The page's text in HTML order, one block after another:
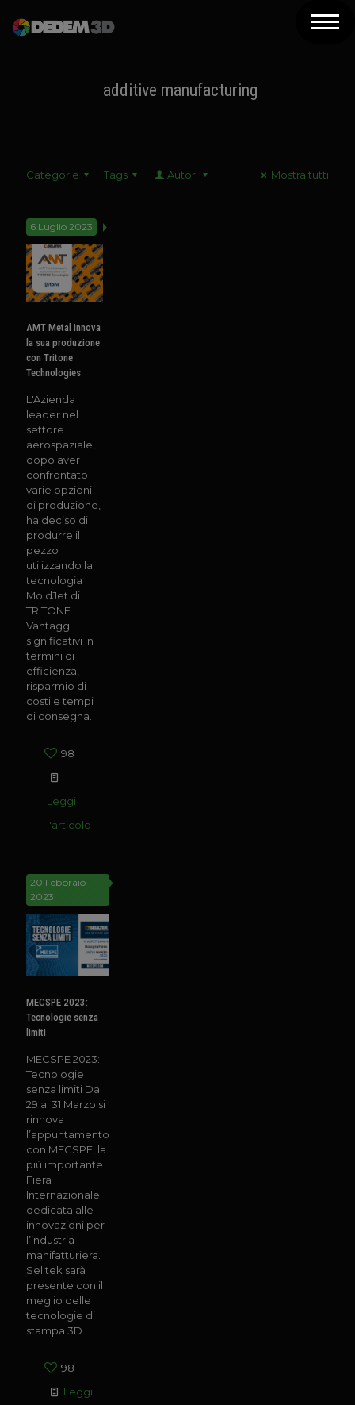
Assistenza
Contatti
Newsletter
additive manufacturing
Categorie Tags Autori Mostra tutti
6 Luglio 2023
AMT Metal innova
la sua produzione
con Tritone
Technologies
L'Azienda
leader nel
settore
aerospaziale,
dopo aver
confrontato
varie opzioni
di produzione,
ha deciso di
produrre il
pezzo
utilizzando la
tecnologia
MoldJet di
TRITONE.
Vantaggi
significativi in
termini di
efficienza,
risparmio di
costi e tempi
di consegna.
98
Leggi
l'articolo
20 Febbraio
2023
MECSPE 2023:
Tecnologie senza
limiti
MECSPE 2023:
Tecnologie
senza limiti Dal
29 al 31 Marzo si
rinnova
l’appuntamento
con MECSPE, la
più importante
Fiera
Internazionale
dedicata alle
innovazioni per
l’industria
manifatturiera.
Selltek sarà
presente con il
meglio delle
tecnologie di
stampa 3D.
98
Leggi